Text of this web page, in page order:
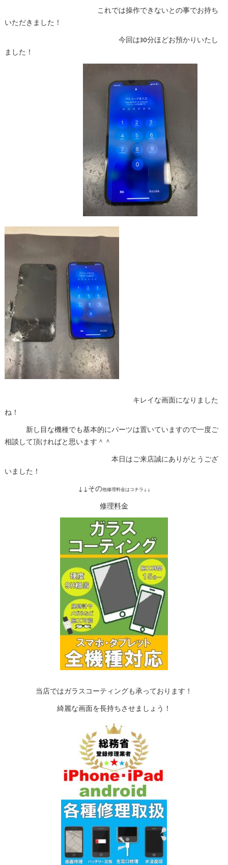
これでは操作できないとの事でお持ち
いただきました！
今回は30分ほどお預かりいたし
ました！
キレイな画面になりました
ね！
新し目な機種でも基本的にパーツは置いていますので一度ご
相談して頂ければと思います＾＾
本日はご来店誠にありがとうござ
いました！
↓↓その他修理料金はコチラ↓↓
修理料金
当店ではガラスコーティングも承っております！
綺麗な画面を長持ちさせましょう！